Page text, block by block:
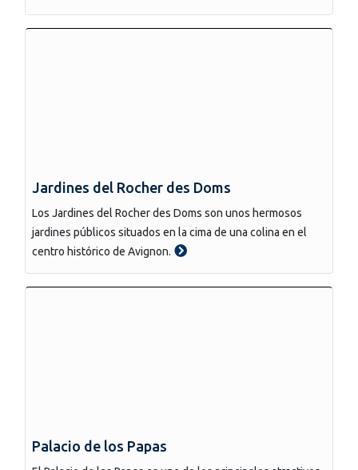
Jardines del Rocher des Doms
Los Jardines del Rocher des Doms son unos hermosos
jardines públicos situados en la cima de una colina en el
centro histórico de Avignon.
Palacio de los Papas